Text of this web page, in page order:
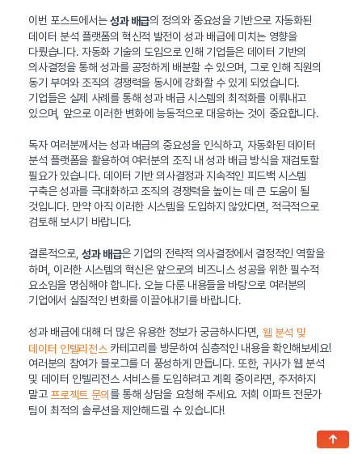
이번 포스트에서는성과 배급의 정의와 중요성을 기반으로 자동화된
데이터 분석 플랫폼의 혁신적 발전이 성과 배급에 미치는 영향을
다뤘습니다. 자동화 기술의 도입으로 인해 기업들은 데이터 기반의
의사결정을 통해 성과를 공정하게 배분할 수 있으며, 그로 인해 직원의
동기 부여와 조직의 경쟁력을 동시에 강화할 수 있게 되었습니다.
기업들은 실제 사례를 통해 성과 배급 시스템의 최적화를 이뤄내고
있으며, 앞으로 이러한 변화에 능동적으로 대응하는 것이 중요합니다.
독자 여러분께서는 성과 배급의 중요성을 인식하고, 자동화된 데이터
분석 플랫폼을 활용하여 여러분의 조직 내 성과 배급 방식을 재검토할
필요가 있습니다. 데이터 기반 의사결정과 지속적인 피드백 시스템
구축은 성과를 극대화하고 조직의 경쟁력을 높이는 데 큰 도움이 될
것입니다. 만약 아직 이러한 시스템을 도입하지 않았다면, 적극적으로
검토해 보시기 바랍니다.
결론적으로, 성과 배급은 기업의 전략적 의사결정에서 결정적인 역할을
하며, 이러한 시스템의 혁신은 앞으로의 비즈니스 성공을 위한 필수적
요소임을 명심해야 합니다. 오늘 다룬 내용들을 바탕으로 여러분의
기업에서 실질적인 변화를 이끌어내기를 바랍니다.
성과 배급에 대해 더 많은 유용한 정보가 궁금하시다면, 웹 분석 및
데이터 인텔리전스카테고리를 방문하여 심층적인 내용을 확인해보세요!
여러분의 참여가 블로그를 더 풍성하게 만듭니다. 또한, 귀사가 웹 분석
및 데이터 인텔리전스 서비스를 도입하려고 계획 중이라면, 주저하지
말고 프로젝트 문의 를 통해 상담을 요청해 주세요. 저희 이파트 전문가
팀이 최적의 솔루션을 제안해드릴 수 있습니다!
↑